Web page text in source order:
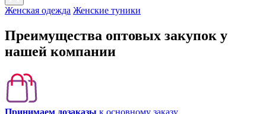
Женская одежда Женские туники
Преимущества оптовых закупок у
нашей компании
Принимаем дозаказы к основному заказу